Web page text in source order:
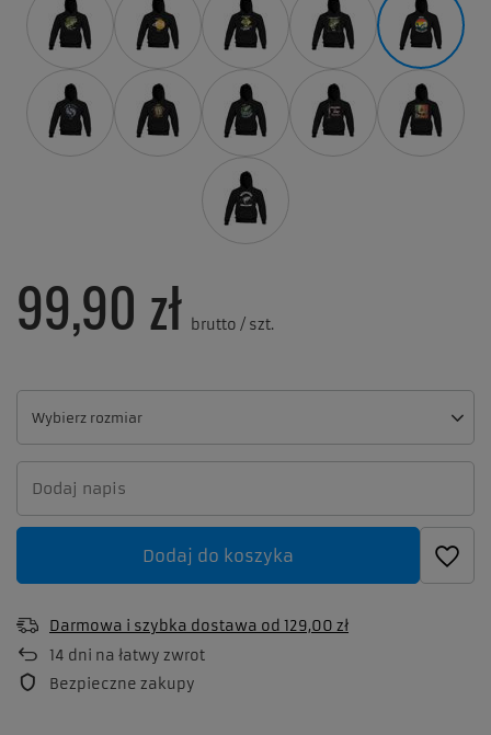
Wybierz rozmiar
Wybierz rozmiar
99,90 zł brutto / szt.
Dodaj do koszyka
Darmowa i szybka dostawa od 129,00 zł
14 dni na łatwy zwrot
Bezpieczne zakupy